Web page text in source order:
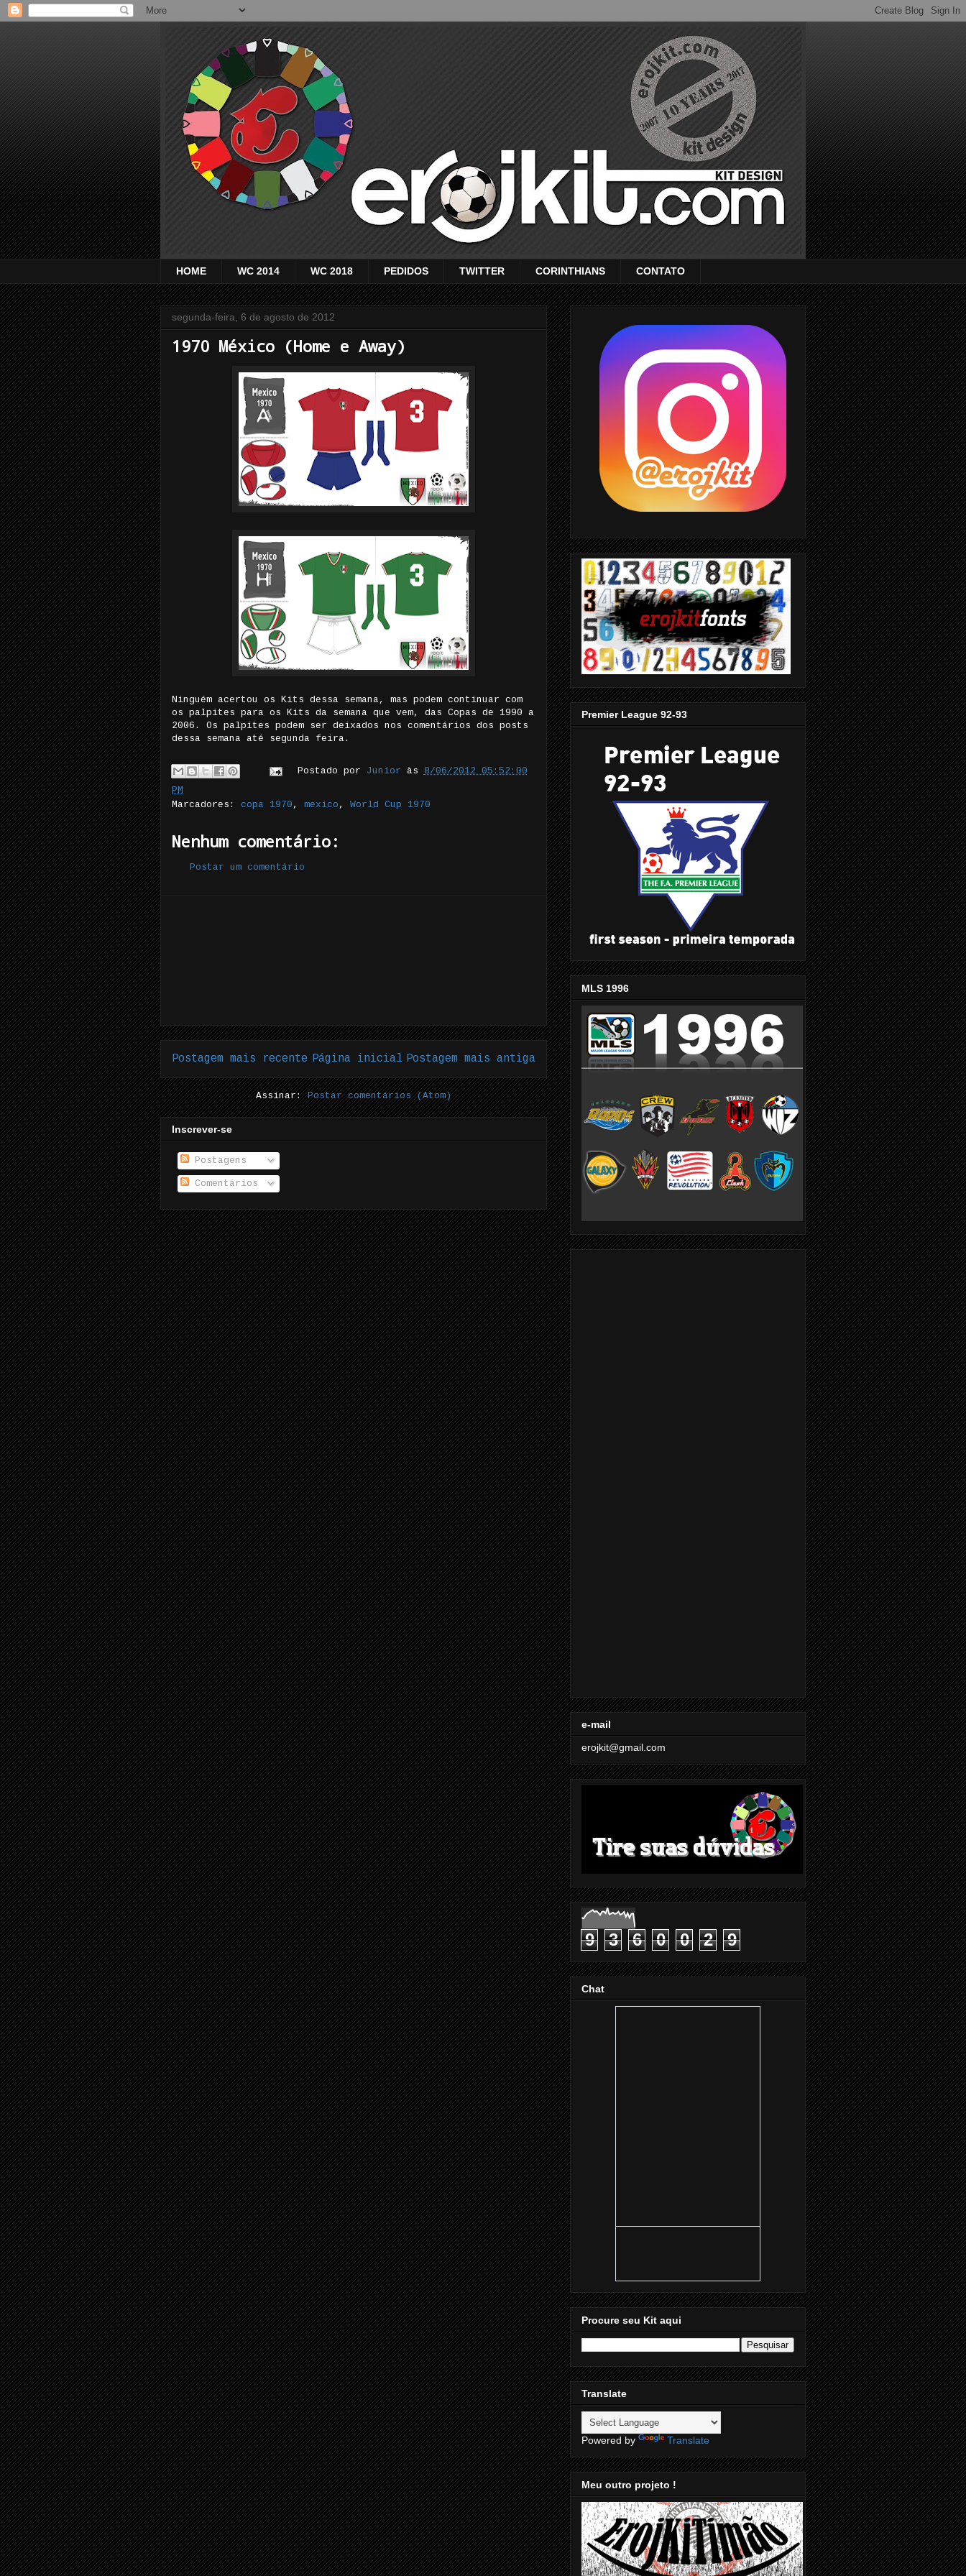
HOME WC 2014 WC 2018 PEDIDOS TWITTER CORINTHIANS CONTATO
segunda-feira, 6 de agosto de 2012
1970 México (Home e Away)
Ninguém acertou os Kits dessa semana, mas podem continuar com
os palpites para os Kits da semana que vem, das Copas de 1990 a
2006. Os palpites podem ser deixados nos comentários dos posts
dessa semana até segunda feira.
Postado por Junior às 8/06/2012 05:52:00
PM
Marcadores: copa 1970 , mexico , World Cup 1970
Nenhum comentário:
Postar um comentário
Postagem mais recente Postagem mais antiga
Página inicial
Assinar:Postar comentários (Atom)
Inscrever-se
Postagens
Comentários
Premier League 92-93
MLS 1996
e-mail
erojkit@gmail.com
9 3 6 0 0 2 9
Chat
Procure seu Kit aqui
Translate
Powered by Translate
Meu outro projeto !